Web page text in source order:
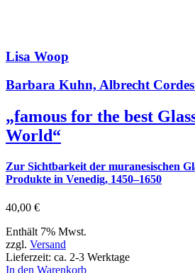
Lisa Woop
Barbara Kuhn, Albrecht
„famous for the best
World“
Zur Sichtbarkeit der muranesischen
Produkte in Venedig, 1450–1650
40,00 €
Enthält 7% Mwst.
zzgl. Versand
Lieferzeit: ca. 2-3 Werktage
In den Warenkorb